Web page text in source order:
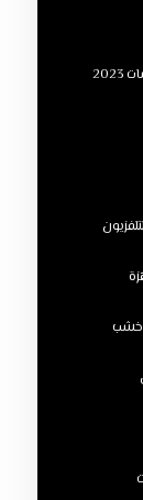
خشب